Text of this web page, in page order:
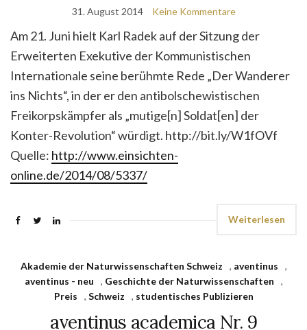
31. August 2014 Keine Kommentare
Am 21. Juni hielt Karl Radek auf der Sitzung der
Erweiterten Exekutive der Kommunistischen
Internationale seine berühmte Rede „Der Wanderer
ins Nichts“, in der er den antibolschewistischen
Freikorpskämpfer als „mutige[n] Soldat[en] der
Konter-Revolution“ würdigt. http://bit.ly/W1fOVf
Quelle: http://www.einsichten-
online.de/2014/08/5337/
Weiterlesen
Akademie der Natur­wissen­schaften Schweiz , aventinus
,
aventinus - neu
, Geschichte der Naturwissenschaften
,
Preis
, Schweiz , studentisches Publizieren
aventinus academica Nr. 9